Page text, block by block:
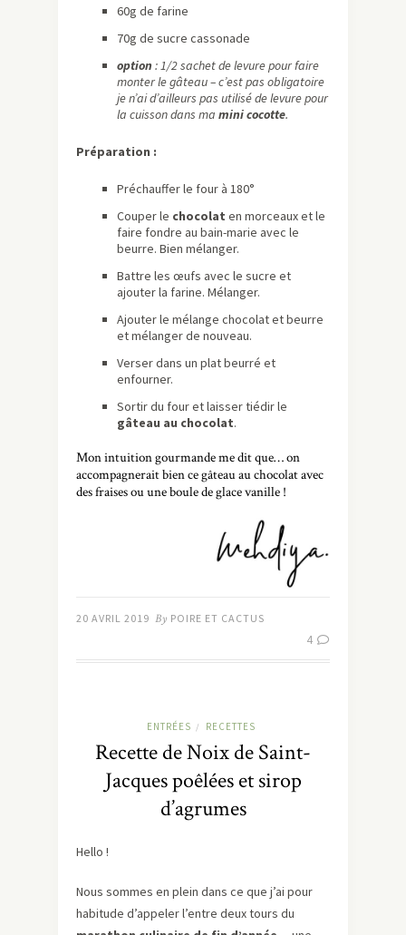
60g de farine
70g de sucre cassonade
option : 1/2 sachet de levure pour faire
monter le gâteau – c’est pas obligatoire
je n’ai d’ailleurs pas utilisé de levure pour
la cuisson dans ma mini cocotte.
Préparation :
Préchauffer le four à 180°
Couper le chocolat en morceaux et le
faire fondre au bain-marie avec le
beurre. Bien mélanger.
Battre les œufs avec le sucre et
ajouter la farine. Mélanger.
Ajouter le mélange chocolat et beurre
et mélanger de nouveau.
Verser dans un plat beurré et
enfourner.
Sortir du four et laisser tiédir le
gâteau au chocolat.
Mon intuition gourmande me dit que… on
accompagnerait bien ce gâteau au chocolat avec
des fraises ou une boule de glace vanille !
20 AVRIL 2019 By POIRE ET CACTUS
4
ENTRÉES / RECETTES
Recette de Noix de Saint-
Jacques poêlées et sirop
d’agrumes
Hello !
Nous sommes en plein dans ce que j’ai pour
habitude d’appeler l’entre deux tours du